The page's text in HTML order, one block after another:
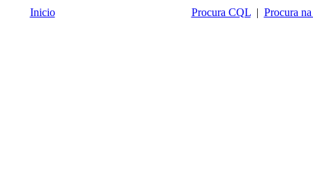
Inicio Procura CQL| Procura